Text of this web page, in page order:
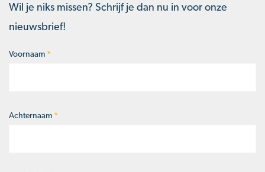
Wil je niks missen? Schrijf je dan nu in voor onze
nieuwsbrief!
Naam*
Voornaam *
Achternaam *